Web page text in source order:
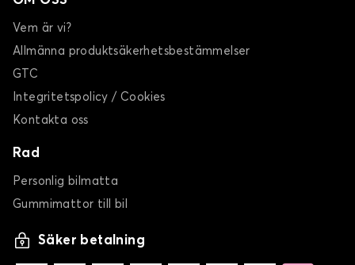
Vem är vi?
Allmänna produktsäkerhetsbestämmelser
GTC
Integritetspolicy / Cookies
Kontakta oss
Rad
Personlig bilmatta
Gummimattor till bil
Säker betalning